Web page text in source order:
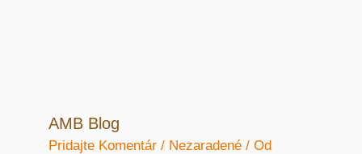
AMB Blog
Pridajte Komentár / Nezaradené / Od